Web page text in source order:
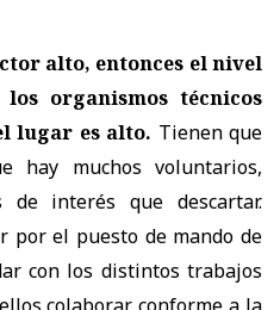
alto, entonces el nivel
organismos técnicos
lugar es alto. Tienen que
hay muchos voluntarios,
de interés que descartar.
por el puesto de mando de
con los distintos trabajos